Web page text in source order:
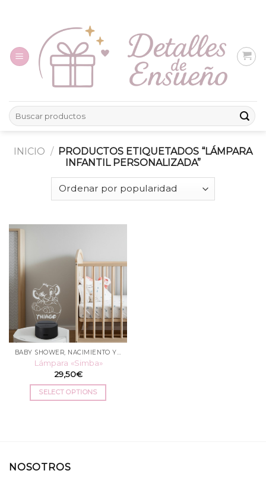
Buscar
por:
INICIO / PRODUCTOS ETIQUETADOS “LÁMPARA
INFANTIL PERSONALIZADA”
BABY SHOWER, NACIMIENTO Y BAUTIZO
Lámpara «Simba»
29,50€
SELECT OPTIONS
NOSOTROS